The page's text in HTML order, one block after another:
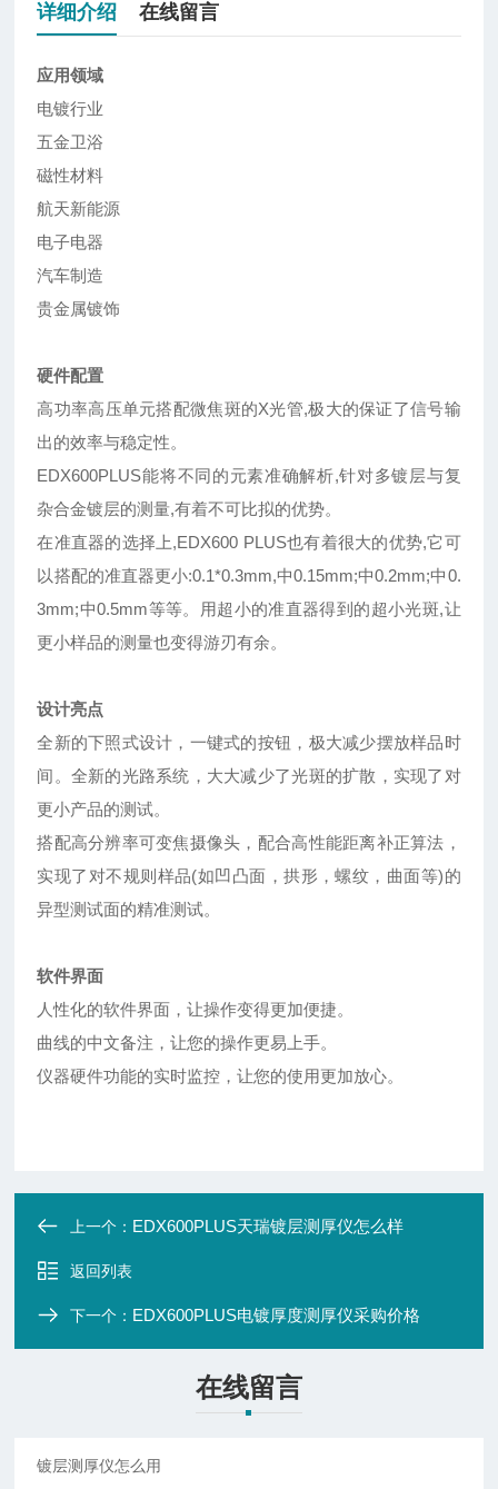
详细介绍 在线留言
应用领域
电镀行业
五金卫浴
磁性材料
航天新能源
电子电器
汽车制造
贵金属镀饰
硬件配置
高功率高压单元搭配微焦斑的X光管,极大的保证了信号输
出的效率与稳定性。
EDX600PLUS能将不同的元素准确解析,针对多镀层与复
杂合金镀层的测量,有着不可比拟的优势。
在准直器的选择上,EDX600 PLUS也有着很大的优势,它可
以搭配的准直器更小:0.1*0.3mm,中0.15mm;中0.2mm;中0.
3mm;中0.5mm等等。用超小的准直器得到的超小光斑,让
更小样品的测量也变得游刃有余。
设计亮点
全新的下照式设计，一键式的按钮，极大减少摆放样品时
间。全新的光路系统，大大减少了光斑的扩散，实现了对
更小产品的测试。
搭配高分辨率可变焦摄像头，配合高性能距离补正算法，
实现了对不规则样品(如凹凸面，拱形，螺纹，曲面等)的
异型测试面的精准测试。
软件界面
人性化的软件界面，让操作变得更加便捷。
曲线的中文备注，让您的操作更易上手。
仪器硬件功能的实时监控，让您的使用更加放心。
上一个： EDX600PLUS天瑞镀层测厚仪怎么样
返回列表
下一个： EDX600PLUS电镀厚度测厚仪采购价格
在线留言